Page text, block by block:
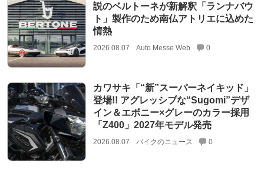
説のベルトーネが新解釈「ランナバウ
ト」製作のため南仏アトリエに込めた
情熱
2026.08.07 Auto Messe Web 0
カワサキ「“新”スーパーネイキッド」
登場!! アグレッシブな“Sugomi”デザ
イン＆エボニー×グレーのカラー採用
「Z400」2027年モデル発売
2026.08.07 バイクのニュース 0